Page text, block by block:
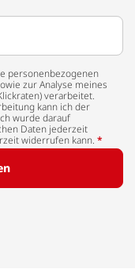
personenbezogenen
zur Analyse meines
verarbeitet.
kann ich der
wurde darauf
Daten jederzeit
widerrufen kann. *